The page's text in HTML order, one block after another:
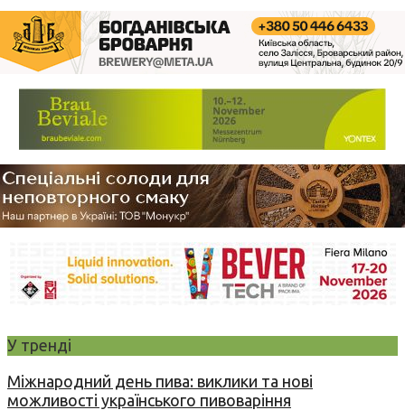
У тренді
Міжнародний день пива: виклики та нові
можливості українського пивоваріння